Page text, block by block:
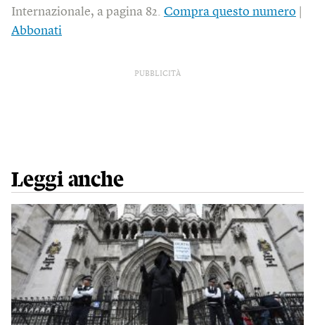
Internazionale, a pagina 82. Compra questo numero
Abbonati
PUBBLICITÀ
Leggi anche